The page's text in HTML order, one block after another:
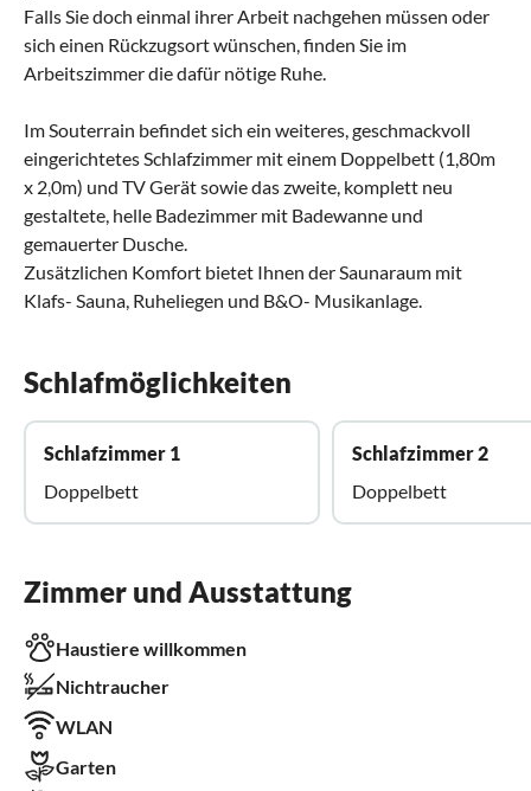
Falls Sie doch einmal ihrer Arbeit nachgehen müssen oder
sich einen Rückzugsort wünschen, finden Sie im
Arbeitszimmer die dafür nötige Ruhe.
Im Souterrain befindet sich ein weiteres, geschmackvoll
eingerichtetes Schlafzimmer mit einem Doppelbett (1,80m
x 2,0m) und TV Gerät sowie das zweite, komplett neu
gestaltete, helle Badezimmer mit Badewanne und
gemauerter Dusche.
Zusätzlichen Komfort bietet Ihnen der Saunaraum mit
Klafs- Sauna, Ruheliegen und B&O- Musikanlage.
Schlafmöglichkeiten
Schlafzimmer 1
Doppelbett
Schlafzimmer 2
Doppelbett
Zimmer und Ausstattung
Haustiere willkommen
Nichtraucher
WLAN
Garten